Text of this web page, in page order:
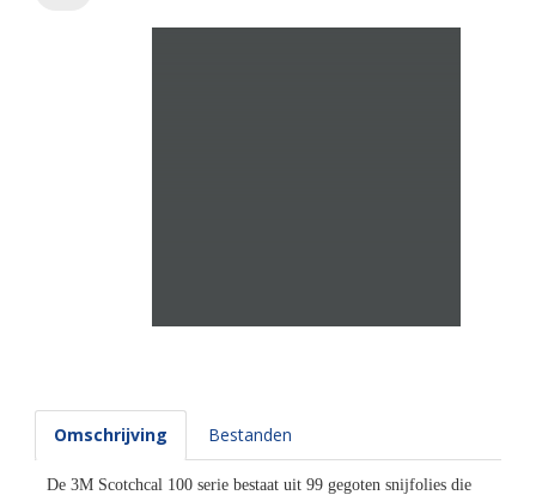
Omschrijving Bestanden
De 3M Scotchcal 100 serie bestaat uit 99 gegoten snijfolies die